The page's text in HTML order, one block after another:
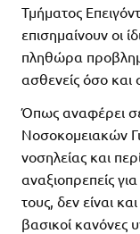
Τμήματος
επισημαίνουν οι
πληθώρα
ασθενείς όσο και
Όπως αναφέρει
Νοσοκομειακών
νοσηλείας και
αναξιοπρεπείς
τους, δεν είναι
βασικοί κανόνες